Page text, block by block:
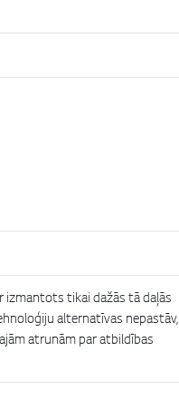
izmantots tikai dažās tā daļās
alternatīvas nepastāv,
atrunām par atbildības